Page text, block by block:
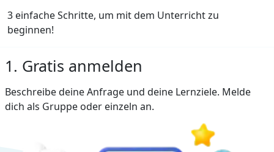
3 einfache Schritte, um mit dem Unterricht zu
beginnen!
1. Gratis anmelden
Beschreibe deine Anfrage und deine Lernziele. Melde
dich als Gruppe oder einzeln an.